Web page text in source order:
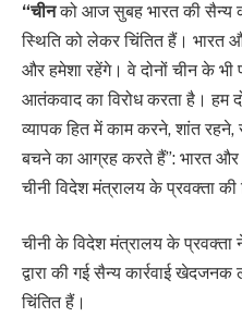
“चीनको आज सुबह भारत की सैन्य
स्थिति को लेकर चिंतित हैं। भारत
और हमेशा रहेंगे। वे दोनों चीन के
आतंकवाद का विरोध करता है। हम
व्यापक हित में काम करने, शांत
बचने का आग्रह करते हैं”: भारत और
चीनी विदेश मंत्रालय के प्रवक्ता की
चीनी के विदेश मंत्रालय के
द्वारा की गई सैन्य कार्रवाई
चिंतित हैं।